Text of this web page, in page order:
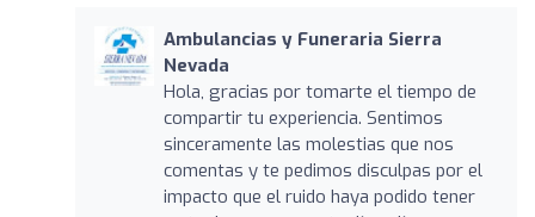
Ambulancias y Funeraria Sierra
Nevada
Hola, gracias por tomarte el tiempo de
compartir tu experiencia. Sentimos
sinceramente las molestias que nos
comentas y te pedimos disculpas por el
impacto que el ruido haya podido tener